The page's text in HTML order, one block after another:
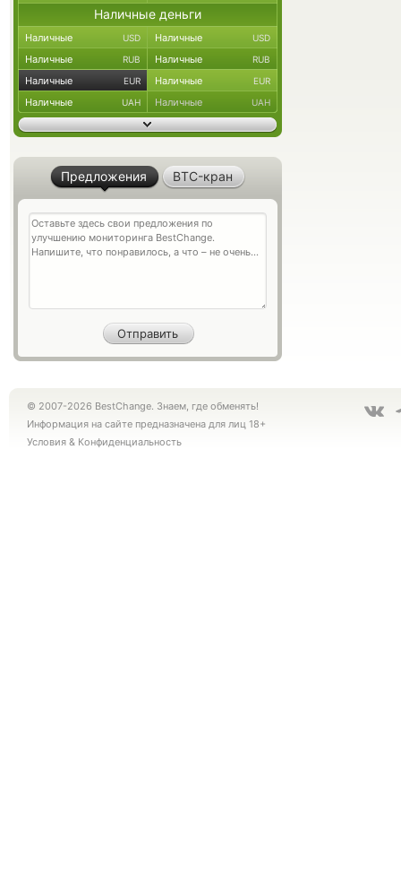
Наличные деньги
Наличные USD Наличные USD
Наличные RUB Наличные RUB
Наличные EUR Наличные EUR
Наличные UAH Наличные UAH
Предложения BTC-кран
© 2007-2026 BestChange. Знаем, где обменять!
Информация на сайте предназначена для лиц 18+
Условия & Конфиденциальность